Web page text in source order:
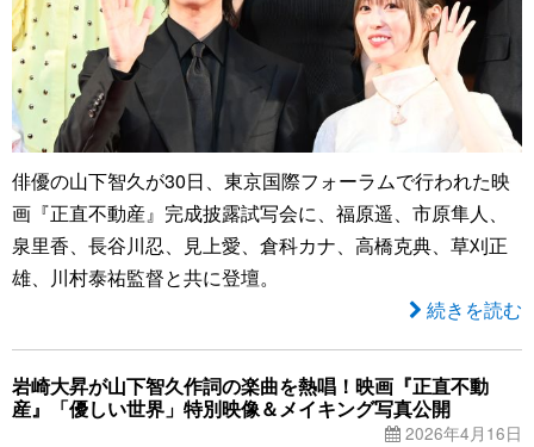
俳優の山下智久が30日、東京国際フォーラムで行われた映
画『正直不動産』完成披露試写会に、福原遥、市原隼人、
泉里香、長谷川忍、見上愛、倉科カナ、高橋克典、草刈正
雄、川村泰祐監督と共に登壇。
続きを読む
岩崎大昇が山下智久作詞の楽曲を熱唱！映画『正直不動
産』「優しい世界」特別映像＆メイキング写真公開
2026年4月16日